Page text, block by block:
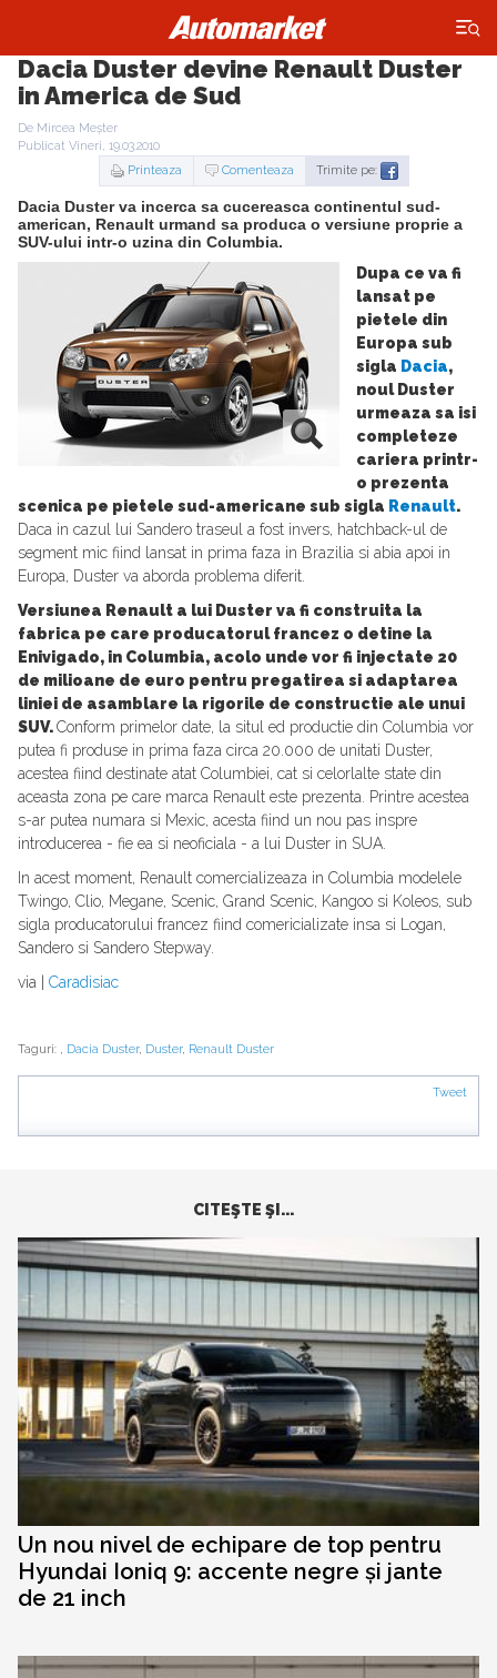
×
Dacia Duster devine Renault Duster
in America de Sud
De Mircea Meșter
Publicat Vineri, 19.03.2010
Printeaza
Comenteaza Trimite pe:
Dacia Duster va incerca sa cucereasca continentul sud-
american, Renault urmand sa produca o versiune proprie a
SUV-ului intr-o uzina din Columbia.
Dupa ce va fi
lansat pe
pietele din
Europa sub
sigla Dacia,
noul Duster
urmeaza sa isi
completeze
cariera printr-
o prezenta
scenica pe pietele sud-americane sub sigla Renault.
Daca in cazul lui Sandero traseul a fost invers, hatchback-ul de
segment mic fiind lansat in prima faza in Brazilia si abia apoi in
Europa, Duster va aborda problema diferit.
Versiunea Renault a lui Duster va fi construita la
fabrica pe care producatorul francez o detine la
Enivigado, in Columbia, acolo unde vor fi injectate 20
de milioane de euro pentru pregatirea si adaptarea
liniei de asamblare la rigorile de constructie ale unui
SUV.Conform primelor date, la situl ed productie din Columbia vor
putea fi produse in prima faza circa 20.000 de unitati Duster,
acestea fiind destinate atat Columbiei, cat si celorlalte state din
aceasta zona pe care marca Renault este prezenta. Printre acestea
s-ar putea numara si Mexic, acesta fiind un nou pas inspre
introducerea - fie ea si neoficiala - a lui Duster in SUA.
In acest moment, Renault comercializeaza in Columbia modelele
Twingo, Clio, Megane, Scenic, Grand Scenic, Kangoo si Koleos, sub
sigla producatorului francez fiind comericializate insa si Logan,
Sandero si Sandero Stepway.
via | Caradisiac
Taguri: , Dacia Duster, Duster, Renault Duster
Tweet
CITEŞTE ŞI...
Un nou nivel de echipare de top pentru
Hyundai Ioniq 9: accente negre și jante
de 21 inch